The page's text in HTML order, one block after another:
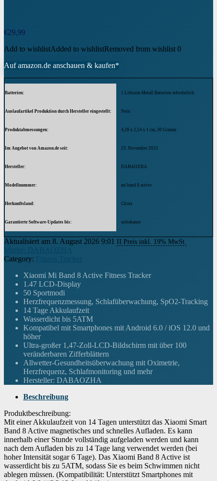
€29,99
Add to wishlistAdded to wishlistRemoved from wishlist 0
Auf amazon.de anschauen & kaufen*
Batterien 1 Lithium-Metall Batterien erforderlich.
Auslaufartikel Produktion durch Hersteller eingestellt Nein
Produktabmessungen 4,28 x 2,54 x 1 cm, 30 Gramm
Im Angebot von Amazon.de seit 23. November 2023
Hersteller DABAOZHA
Modellnummer mi band 8 active
Herkunftsland China
Garantierte Software-Updates bis unbekannt
Aktualisiert am 8. August 2026 9:01 II Preis inkl. 19% MwSt.
Category:
Xiaomi Mi Band 8 Active Fitness Tracker
1.47 LCD-Display
50 Sportmodi
Herzfrequenzmessung, Schlafüberwachung, SpO2-Tracking
14 Tage Akkulaufzeit
Wasserdicht bis 5ATM
Kompatibel mit Smartphones mit Android 6.0 / iOS 12.0 und
höher
Ultra-großer 1,47-Zoll-LCD-Bildschirm mit über 100
veränderbaren Zifferblättern
Allwetter-Gesundheitsüberwachung mit Oximetrie,
Herzfrequenz, Schlafmonitoring und mehr
Hersteller: DABAOZHA
Beschreibung
Produktbeschreibung:
Mit einer Akkulaufzeit von 14 Tagen unterstützt das Xiaomi Smart
Band 8 Active magnetisches und schnelles Aufladen. Es kann
innerhalb einer Stunde vollständig aufgeladen werden und kann
nach dem Aufladen bis zu 14 Tage lang verwendet werden (bei
hoher Intensität sogar 6 Tage). Das Xiaomi Band 8 Active ist
wasserdicht bis zu 5ATM, sodass Sie es beim Schwimmen nicht
ablegen müssen. (Kompatibilität: Unterstützt Smartphones mit